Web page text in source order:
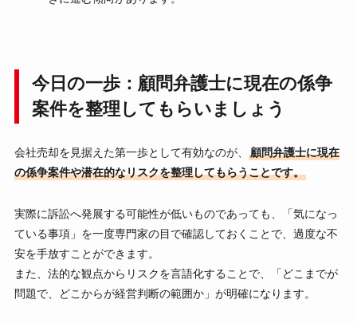
今日の一歩：顧問弁護士に現在の係争
案件を整理してもらいましょう
会社売却を見据えた第一歩として有効なのが、
顧問弁護士に現在
の係争案件や潜在的なリスクを整理してもらうことです。
実際に訴訟へ発展する可能性が低いものであっても、「気になっ
ている事項」を一度専門家の目で確認しておくことで、過度な不
安を手放すことができます。
また、法的な観点からリスクを言語化することで、「どこまでが
問題で、どこからが経営判断の範囲か」が明確になります。